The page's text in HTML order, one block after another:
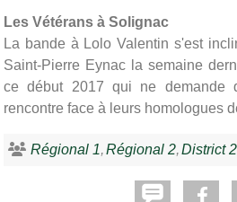
Les Vétérans à Solignac
La bande à Lolo Valentin s'est
Saint-Pierre Eynac la semaine
ce début 2017 qui ne demande
rencontre face à leurs homologues
Régional 1 Régional 2 District 2